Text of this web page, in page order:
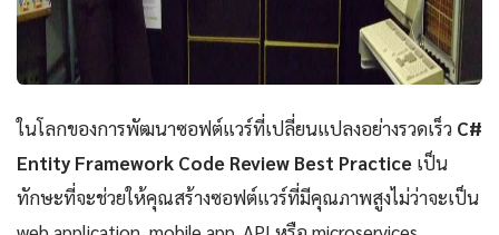
ในโลกของการพัฒนาซอฟต์แวร์ที่เปลี่ยนแปลงอย่างรวดเร็ว C#
Entity Framework Code Review Best Practice เป็น
ทักษะที่จะช่วยให้คุณสร้างซอฟต์แวร์ที่มีคุณภาพสูงไม่ว่าจะเป็น